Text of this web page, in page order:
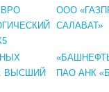
ООО
САЛАВАТ»
ВЫСШИЙ
ПАО АНК